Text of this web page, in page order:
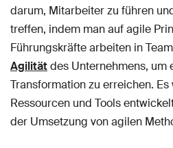
darum, Mitarbeiter zu führen
treffen, indem man auf agile
Führungskräfte arbeiten in
Agilitätdes Unternehmens, um
Transformation zu erreichen.
Ressourcen und Tools
der Umsetzung von agilen